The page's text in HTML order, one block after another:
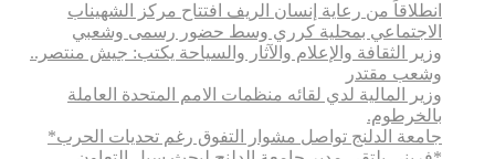
انطلاقاً من رعاية إنسان الريف افتتاح مركز الشهيناب
الاجتماعي بمحلية كرري وسط حضور رسمى وشعبي
وزير الثقافة والإعلام والآثار والسياحة يكتب: جيش منتصر..
وشعب مقتدر
وزير المالية لدي لقائه منظمات الامم المتحدة العاملة
بالخرطوم.
جامعة الدلنج تواصل مشوار التفوق رغم تحديات الحرب*